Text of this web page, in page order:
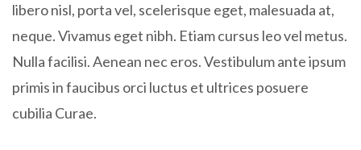
libero nisl, porta vel, scelerisque eget, malesuada at,
neque. Vivamus eget nibh. Etiam cursus leo vel metus.
Nulla facilisi. Aenean nec eros. Vestibulum ante ipsum
primis in faucibus orci luctus et ultrices posuere
cubilia Curae.